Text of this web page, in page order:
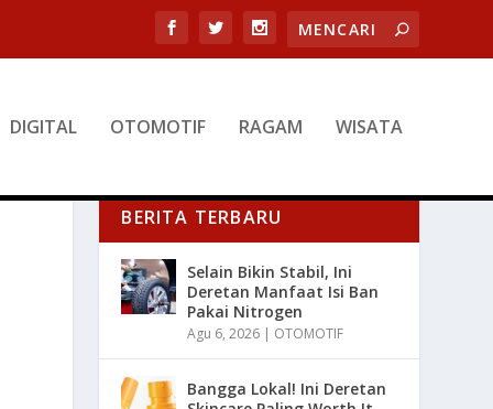
DIGITAL OTOMOTIF RAGAM WISATA
BERITA TERBARU
Selain Bikin Stabil, Ini
Deretan Manfaat Isi Ban
Pakai Nitrogen
Agu 6, 2026 | OTOMOTIF
Bangga Lokal! Ini Deretan